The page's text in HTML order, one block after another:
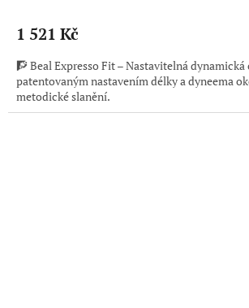
1 521 Kč
🧗 Beal Expresso Fit – Nastavitelná dynamická
patentovaným nastavením délky a dyneema
metodické slanění.